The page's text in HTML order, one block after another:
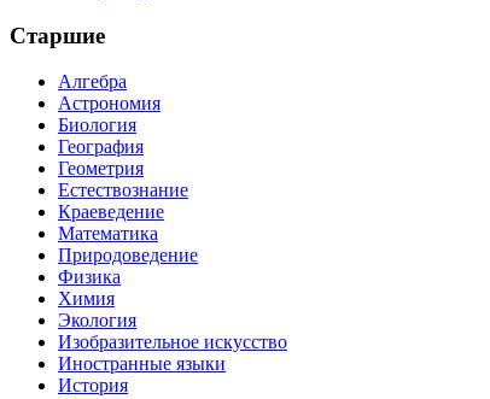
Старшие
Алгебра
Астрономия
Биология
География
Геометрия
Естествознание
Краеведение
Математика
Природоведение
Физика
Химия
Экология
Изобразительное искусство
Иностранные языки
История